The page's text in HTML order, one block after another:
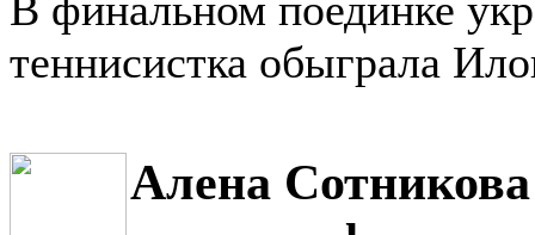
теннисистка обыграла
Алена